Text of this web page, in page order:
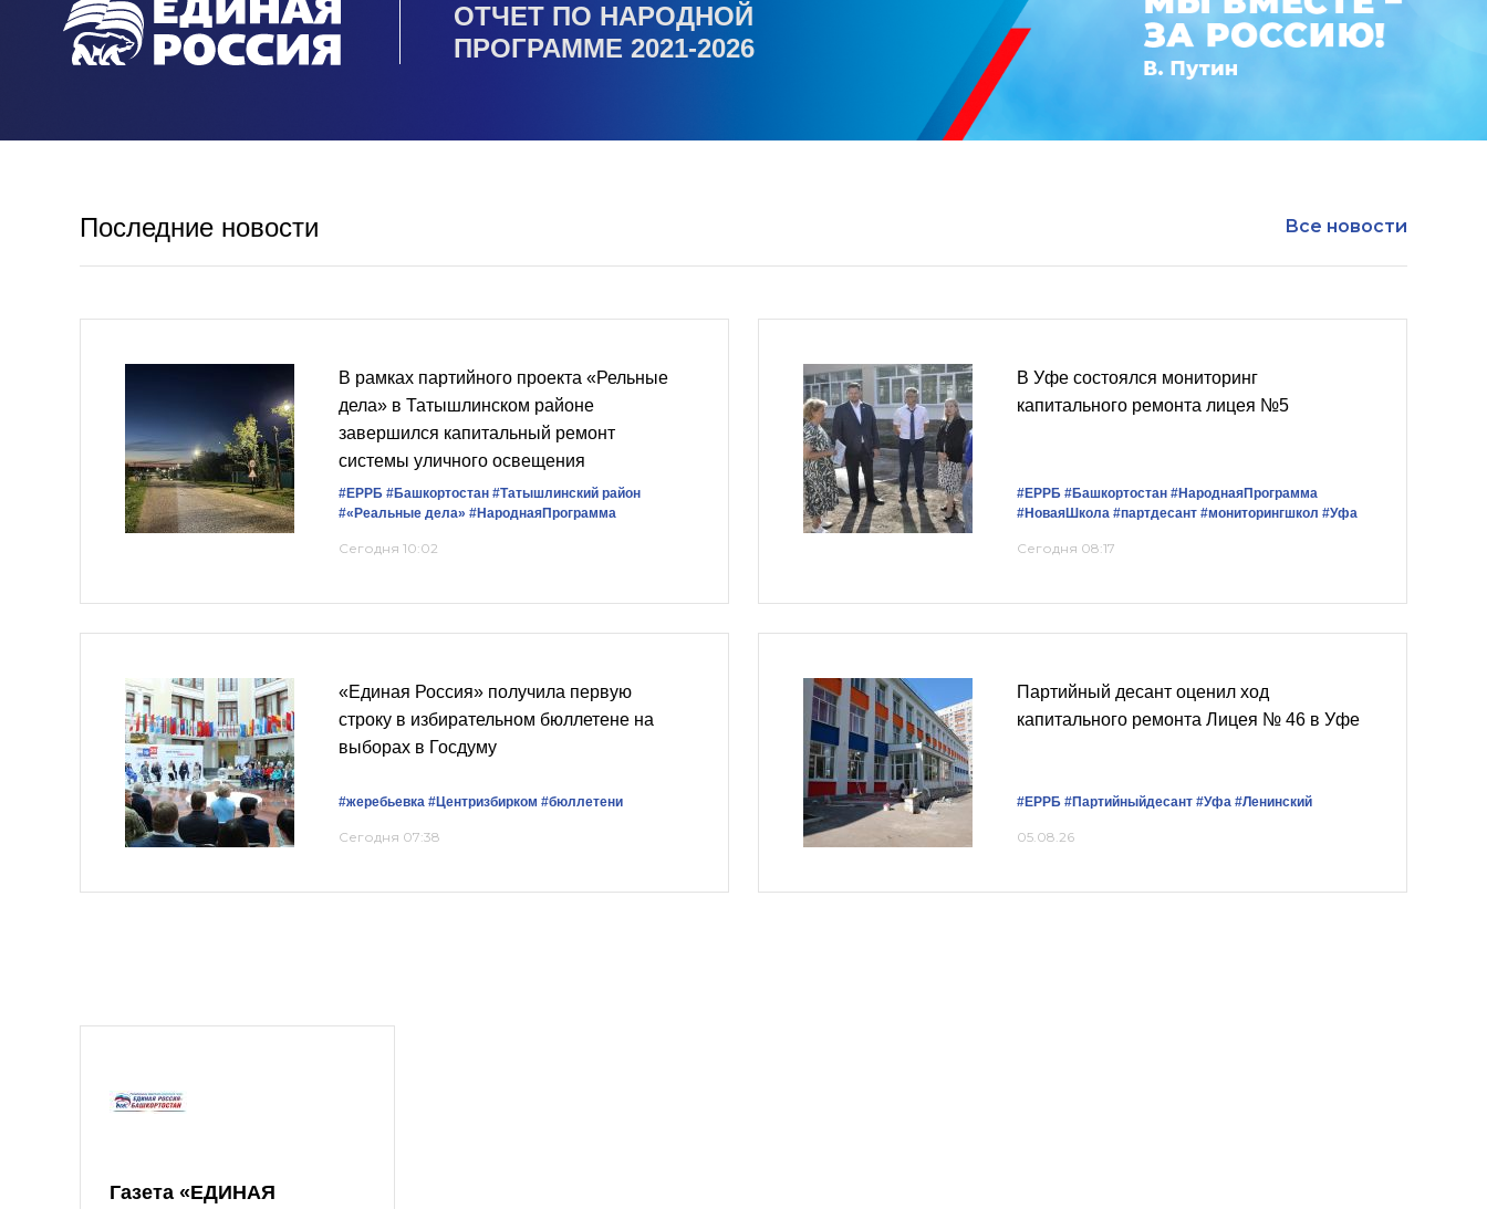
ОТЧЕТ ПО НАРОДНОЙ
ПРОГРАММЕ 2021-2026
Последние новости Все новости
В рамках партийного проекта «Рельные
дела» в Татышлинском районе
завершился капитальный ремонт
системы уличного освещения
#ЕРРБ #Башкортостан #Татышлинский район
#«Реальные дела» #НароднаяПрограмма
Сегодня 10:02
В Уфе состоялся мониторинг
капитального ремонта лицея №5
#ЕРРБ #Башкортостан #НароднаяПрограмма
#НоваяШкола #партдесант #мониторингшкол #Уфа
Сегодня 08:17
«Единая Россия» получила первую
строку в избирательном бюллетене на
выборах в Госдуму
#жеребьевка #Центризбирком #бюллетени
Сегодня 07:38
Партийный десант оценил ход
капитального ремонта Лицея № 46 в Уфе
#ЕРРБ #Партийныйдесант #Уфа #Ленинский
05.08.26
Газета «ЕДИНАЯ